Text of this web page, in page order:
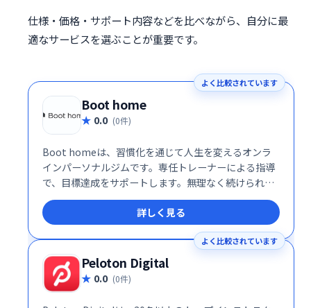
仕様・価格・サポート内容などを比べながら、自分に最
適なサービスを選ぶことが重要です。
よく比較されています
Boot home
0.0 (0件)
Boot homeは、習慣化を通じて人生を変えるオンラ
インパーソナルジムです。専任トレーナーによる指導
で、目標達成をサポートします。無理なく続けられる
プログラムと、充実のサポート体制で、理想の自分を
実現しましょう。
詳しく見る
よく比較されています
Peloton Digital
0.0 (0件)